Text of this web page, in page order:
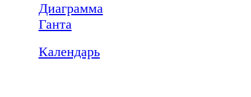
Диаграмма
Ганта
Календарь